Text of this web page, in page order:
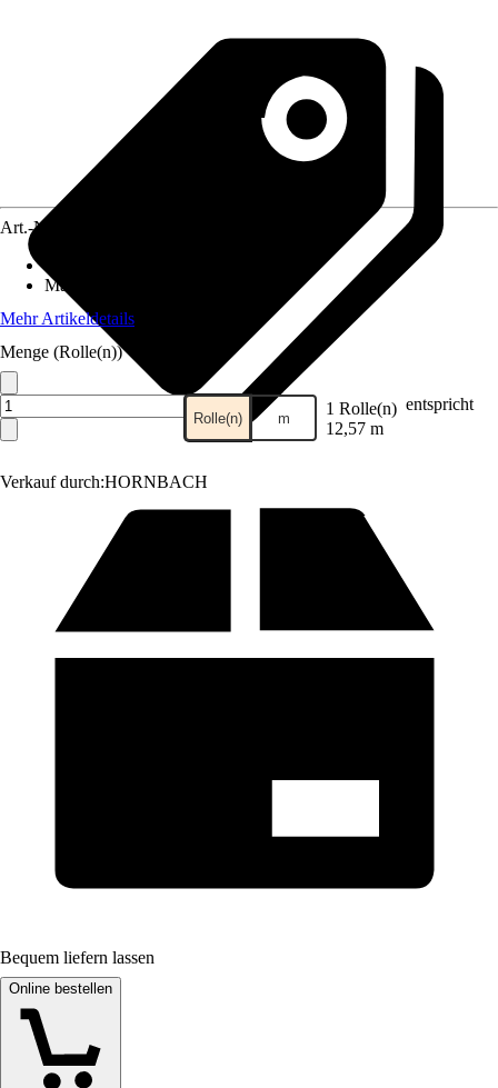
Verkauf durch:HORNBACH
Art.-Nr.
Material
Mehr Artikeldetails
Menge (Rolle(n))
Rolle(n) m 1 Rolle(n) entspricht
12,57 m
Bequem liefern lassen
Online bestellen